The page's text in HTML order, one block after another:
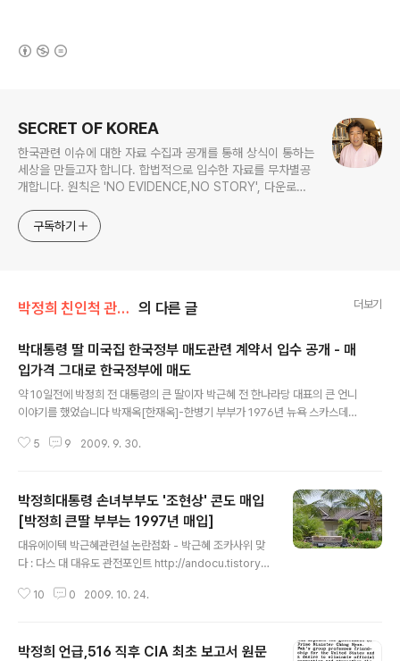
SECRET OF KOREA
한국관련 이슈에 대한 자료 수집과 공개를 통해 상식이 통하는
세상을 만들고자 합니다. 합법적으로 입수한 자료를 무차별공
개합니다. 원칙은 'NO EVIDENCE,NO STORY', 다운로드
jesim56@gmail.com, 안보일때는 구글리더나 RSS로!!
구독하기
박정희 친인척 관련서류 의 다른 글 더보기
박대통령 딸 미국집 한국정부 매도관련 계약서 입수 공개 - 매
입가격 그대로 한국정부에 매도
약 10일전에 박정희 전 대통령의 큰 딸이자 박근혜 전 한나라당 대표의 큰 언니
이야기를 했었습니다 박재옥[한재옥]-한병기 부부가 1976년 뉴욕 스카스데일
제가 계약서를 카운티 정부에 우편주문한 상태여서 소유권 변동내역만 설명하
구형량 결정 :미대사관 면담보고서2012/10/07 - [대통령 후보] - [미의회가
밝힌 박정희정권 스위스계좌 2]걸프사,박정희방미자금 20만달러 스위스비밀
계좌에 입금-UBS계좌번호는 626,965.60D: 스위스UBS입금전표,걸프사진
술서등 ..
5 9 2009. 9. 30.
박정희대통령 손녀부부도 '조현상' 콘도 매입
[박정희 큰딸 부부는 1997년 매입]
대유에이텍 박근혜관련설 논란점화 - 박근혜 조카사위 맞
다 : 다스 대 대유도 관전포인트 http://andocu.tistory.c
힌 박정희정권 스위스계좌 2]걸프사,박정희방미자금 20
2/10/06 - [대통령 후보] - 이정현, 우리는 [박근혜의 대
10 0 2009. 10. 24.
박정희 언급,516 직후 CIA 최초 보고서 원문